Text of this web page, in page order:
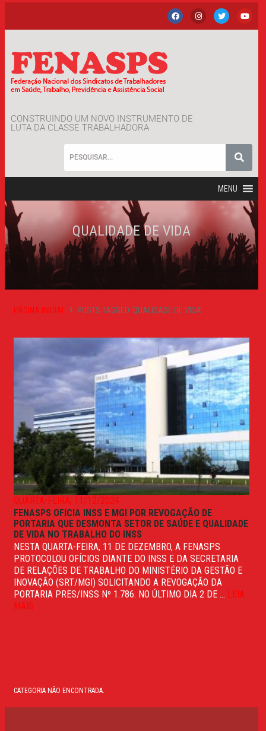
CONSTRUINDO UM NOVO INSTRUMENTO DE
LUTA DA CLASSE TRABALHADORA
MENU
QUALIDADE DE VIDA
PÁGINA INICIAL POSTS TAGGED 'QUALIDADE DE VIDA'
QUARTA-FEIRA, 11/12/2024
FENASPS OFICIA INSS E MGI POR REVOGAÇÃO DE
PORTARIA QUE DESMONTA SETOR DE SAÚDE E QUALIDADE
DE VIDA NO TRABALHO DO INSS
NESTA QUARTA-FEIRA, 11 DE DEZEMBRO, A FENASPS
PROTOCOLOU OFÍCIOS DIANTE DO INSS E DA SECRETARIA
DE RELAÇÕES DE TRABALHO DO MINISTÉRIO DA GESTÃO E
INOVAÇÃO (SRT/MGI) SOLICITANDO A REVOGAÇÃO DA
PORTARIA PRES/INSS Nº 1.786. NO ÚLTIMO DIA 2 DE ... LEIA
MAIS
CATEGORIA NÃO ENCONTRADA.